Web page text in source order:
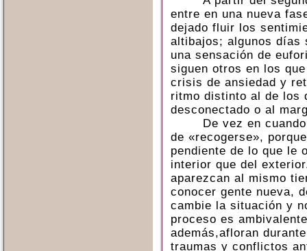
entre en una nueva
dejado fluir los
altibajos; algunos días
una sensación de
siguen otros en los
crisis de ansiedad y
ritmo distinto al de los
desconectado o al
De vez en
de «recogerse»,
pendiente de lo que le
interior que del
aparezcan al mismo
conocer gente nueva,
cambie la situación y
proceso es
además,afloran
traumas y conflictos